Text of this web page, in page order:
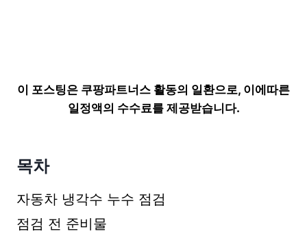
이 포스팅은 쿠팡파트너스 활동의 일환으로, 이에따른
일정액의 수수료를 제공받습니다.
목차
자동차 냉각수 누수 점검
점검 전 준비물